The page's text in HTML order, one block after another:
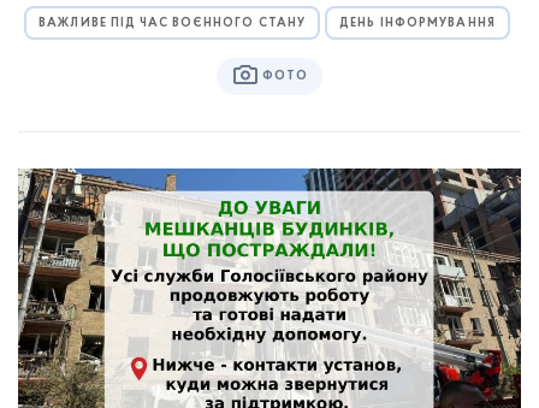
ВАЖЛИВЕ ПІД ЧАС ВОЄННОГО СТАНУ ДЕНЬ ІНФОРМУВАННЯ
ФОТО